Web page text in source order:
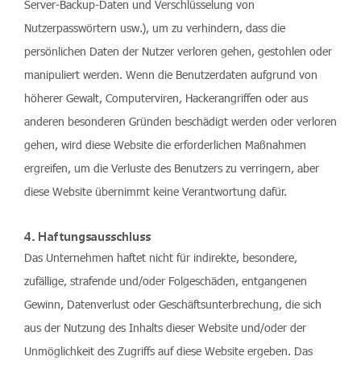
Server-Backup-Daten und Verschlüsselung von
Nutzerpasswörtern usw.), um zu verhindern, dass die
persönlichen Daten der Nutzer verloren gehen, gestohlen oder
manipuliert werden. Wenn die Benutzerdaten aufgrund von
höherer Gewalt, Computerviren, Hackerangriffen oder aus
anderen besonderen Gründen beschädigt werden oder verloren
gehen, wird diese Website die erforderlichen Maßnahmen
ergreifen, um die Verluste des Benutzers zu verringern, aber
diese Website übernimmt keine Verantwortung dafür.
4. Haftungsausschluss
Das Unternehmen haftet nicht für indirekte, besondere,
zufällige, strafende und/oder Folgeschäden, entgangenen
Gewinn, Datenverlust oder Geschäftsunterbrechung, die sich
aus der Nutzung des Inhalts dieser Website und/oder der
Unmöglichkeit des Zugriffs auf diese Website ergeben. Das